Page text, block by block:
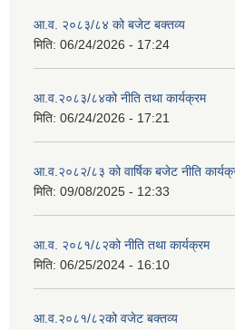
आ.व. २०८३/८४ को बजेट बक्तव्य
मिति: 06/24/2026 - 17:24
आ.व.२०८३/८४को नीति तथा कार्यक्रम
मिति: 06/24/2026 - 17:21
आ.व.२०८२/८३ को वार्षिक बजेट नीति
मिति: 09/08/2025 - 12:33
आ.व. २०८१/८२को नीति तथा कार्यक्रम
मिति: 06/25/2024 - 16:10
आ.व.२०८१/८२को वजेट बक्तव्य